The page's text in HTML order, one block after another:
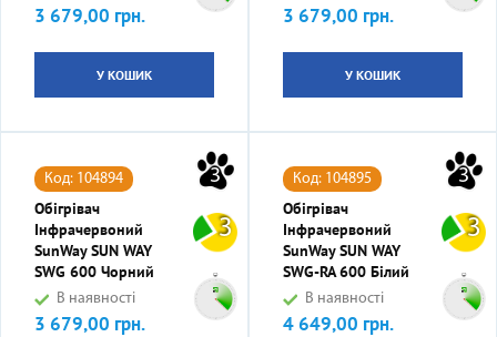
Ціна
3 679,00 грн.
У КОШИК
Ціна
3 679,00 грн.
У КОШИК
3
3
Код: 104894
Обігрівач
Інфрачервоний
SunWay SUN WAY
SWG 600 Чорний
В наявності
Ціна
3 679,00 грн.
3
3
Код: 104895
Обігрівач
Інфрачервоний
SunWay SUN WAY
SWG-RA 600 Білий
В наявності
Ціна
4 649,00 грн.